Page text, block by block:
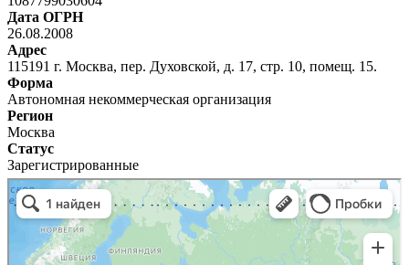
Дата ОГРН
26.08.2008
Адрес
115191 г. Москва, пер. Духовской, д. 17, стр. 10, помещ. 15.
Форма
Автономная некоммерческая организация
Регион
Москва
Статус
Зарегистрированные